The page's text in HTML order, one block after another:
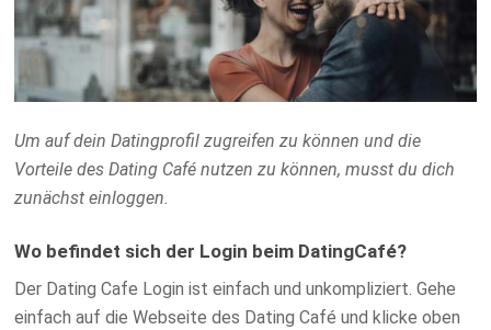
Um auf dein Datingprofil zugreifen zu können und die
Vorteile des Dating Café nutzen zu können, musst du dich
zunächst einloggen.
Wo befindet sich der Login beim DatingCafé?
Der Dating Cafe Login ist einfach und unkompliziert. Gehe
einfach auf die Webseite des Dating Café und klicke oben